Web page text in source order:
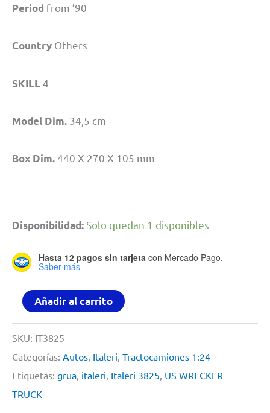
Period from ’90
Country Others
SKILL4
Model Dim. 34,5 cm
Box Dim.440 X 270 X 105 mm
Disponibilidad: Solo quedan 1 disponibles
Hasta 12 pagos sin tarjeta con Mercado Pago.
Saber más
US
TRUCK
By
Italeri
#
Añadir al carrito
SKU: IT3825
Categorías: Autos Italeri Tractocamiones 1:24
Etiquetas: grua italeri Italeri 3825 US WRECKER
TRUCK